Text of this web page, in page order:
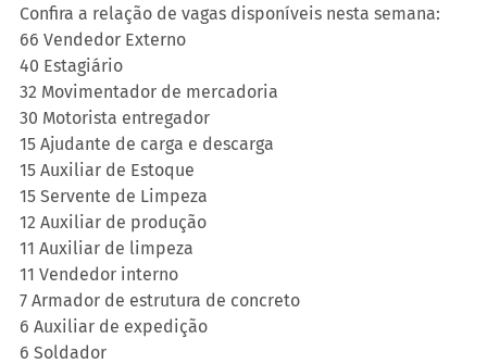
Confira a relação de vagas disponíveis nesta semana:
66 Vendedor Externo
40 Estagiário
32 Movimentador de mercadoria
30 Motorista entregador
15 Ajudante de carga e descarga
15 Auxiliar de Estoque
15 Servente de Limpeza
12 Auxiliar de produção
11 Auxiliar de limpeza
11 Vendedor interno
7 Armador de estrutura de concreto
6 Auxiliar de expedição
6 Soldador